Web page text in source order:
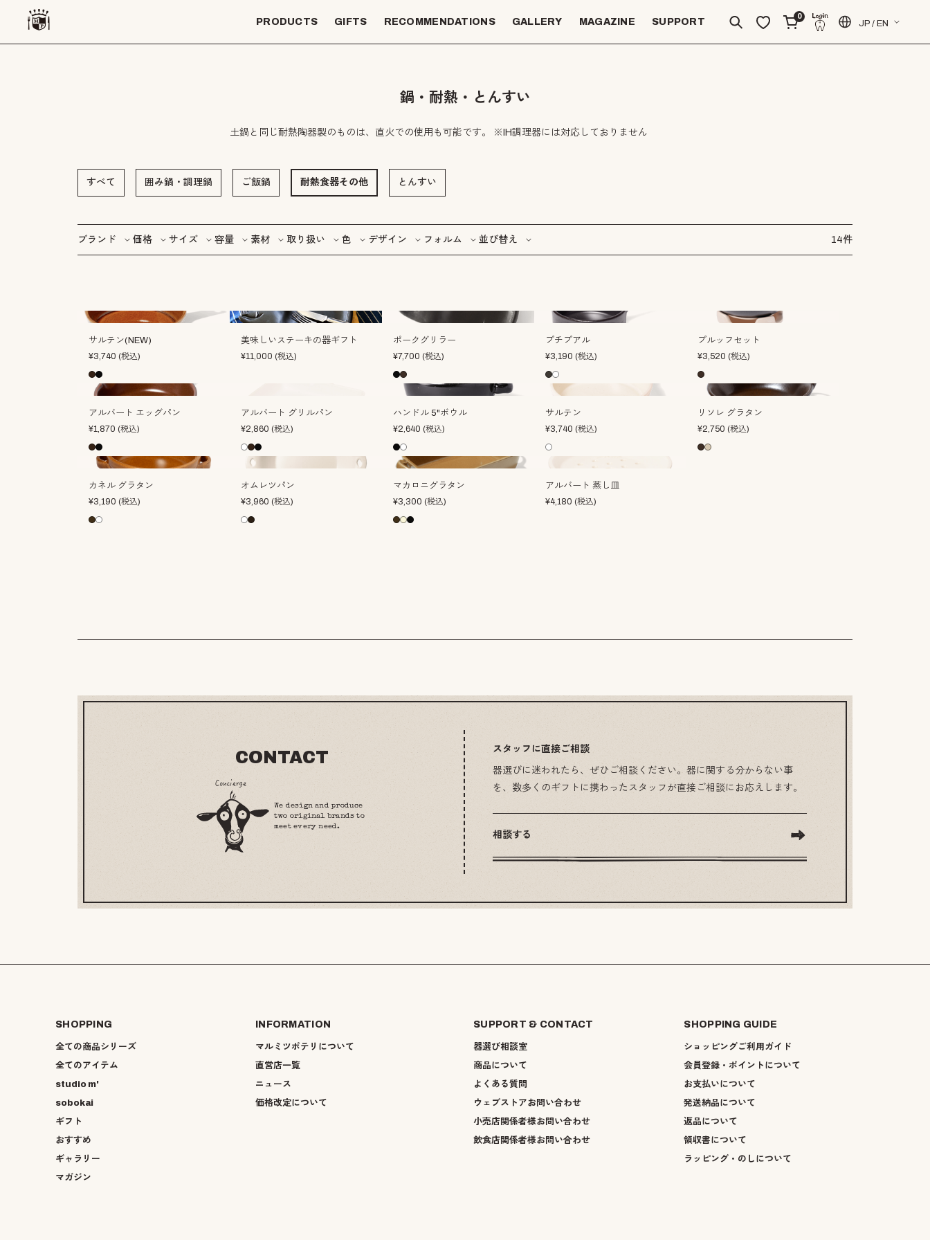
PRODUCTS GIFTS RECOMMENDATIONS GALLERY MAGAZINE SUPPORT
0
JP / EN
鍋・耐熱・とんすい
土鍋と同じ耐熱陶器製のものは、直火での使用も可能です。 ※IH調理器には対応しておりません
すべて 囲み鍋・調理鍋 ご飯鍋 耐熱食器その他 とんすい
ブランド 価格 サイズ 容量 素材 取り扱い 色 デザイン フォルム 並び替え 14件
サルテン(NEW)
¥3,740 (税込)
美味しいステーキの器ギフト
¥11,000 (税込)
ポークグリラー
¥7,700 (税込)
プチプアル
¥3,190 (税込)
プルッフセット
¥3,520 (税込)
アルバート エッグパン
¥1,870 (税込)
アルバート グリルパン
¥2,860 (税込)
ハンドル 5"ボウル
¥2,640 (税込)
サルテン
¥3,740 (税込)
リソレ グラタン
¥2,750 (税込)
カネル グラタン
¥3,190 (税込)
オムレツパン
¥3,960 (税込)
マカロニグラタン
¥3,300 (税込)
アルバート 蒸し皿
¥4,180 (税込)
CONTACT
We design and produce
two original brands to
meet every need.
スタッフに直接ご相談
器選びに迷われたら、ぜひご相談ください。器に関する分からない事
を、数多くのギフトに携わったスタッフが直接ご相談にお応えします。
相談する
SHOPPING
全ての商品シリーズ
全てのアイテム
studio m'
sobokai
ギフト
おすすめ
ギャラリー
マガジン
INFORMATION
マルミツポテリについて
直営店一覧
ニュース
価格改定について
SUPPORT & CONTACT
器選び相談室
商品について
よくある質問
ウェブストアお問い合わせ
小売店関係者様お問い合わせ
飲食店関係者様お問い合わせ
SHOPPING GUIDE
ショッピングご利用ガイド
会員登録・ポイントについて
お支払いについて
発送納品について
返品について
領収書について
ラッピング・のしについて